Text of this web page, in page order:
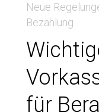
Neue
Bezahlung
für